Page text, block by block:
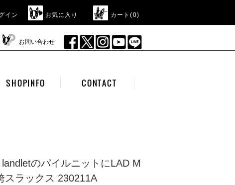
イン お気に入り カート(0)
お問い合わせ
SHOPINFO CONTACT
のパイルニットにLAD M
スラックス 230211A